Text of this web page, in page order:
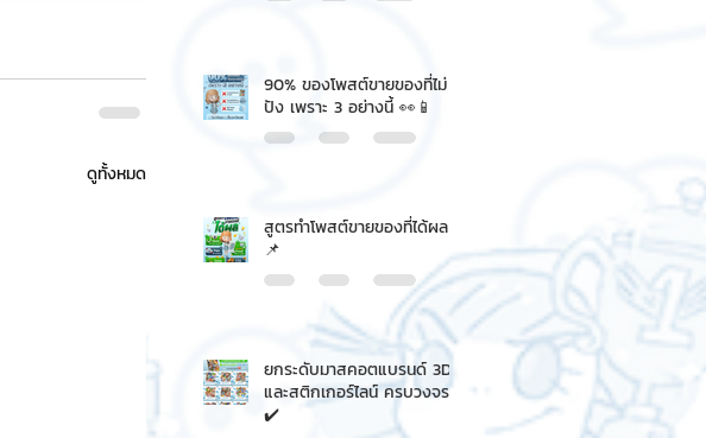
ดูทั้งหมด
90% ของโพสต์ขายของที่ไม่
ปัง เพราะ 3 อย่างนี้ 👀📱
สูตรทำโพสต์ขายของที่ได้ผล
📌
ยกระดับมาสคอตแบรนด์ 3D
และสติกเกอร์ไลน์ ครบวงจร
✔️